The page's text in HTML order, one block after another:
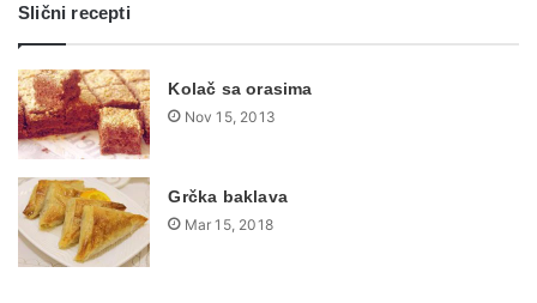
Slični recepti
Kolač sa orasima
Nov 15, 2013
Grčka baklava
Mar 15, 2018